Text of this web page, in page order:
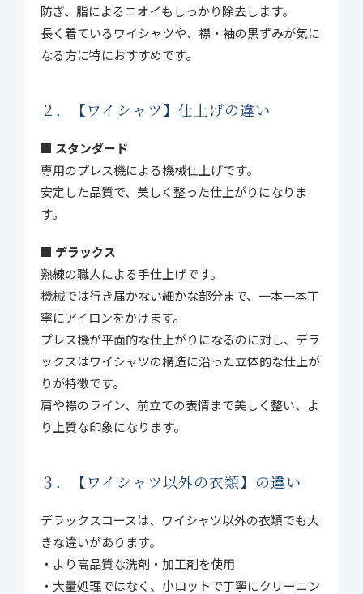
防ぎ、脂によるニオイもしっかり除去します。
長く着ているワイシャツや、襟・袖の黒ずみが気に
なる方に特におすすめです。
２．【ワイシャツ】仕上げの違い
■ スタンダード
専用のプレス機による機械仕上げです。
安定した品質で、美しく整った仕上がりになりま
す。
■ デラックス
熟練の職人による手仕上げです。
機械では行き届かない細かな部分まで、一本一本丁
寧にアイロンをかけます。
プレス機が平面的な仕上がりになるのに対し、デラ
ックスはワイシャツの構造に沿った立体的な仕上が
りが特徴です。
肩や襟のライン、前立ての表情まで美しく整い、よ
り上質な印象になります。
３．【ワイシャツ以外の衣類】の違い
デラックスコースは、ワイシャツ以外の衣類でも大
きな違いがあります。
・より高品質な洗剤・加工剤を使用
・大量処理ではなく、小ロットで丁寧にクリーニン